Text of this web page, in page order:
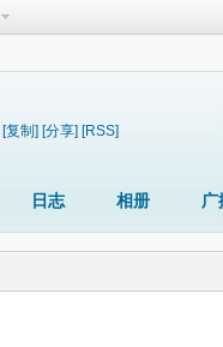
[复制] [分享] [RSS]
日志 相册 广